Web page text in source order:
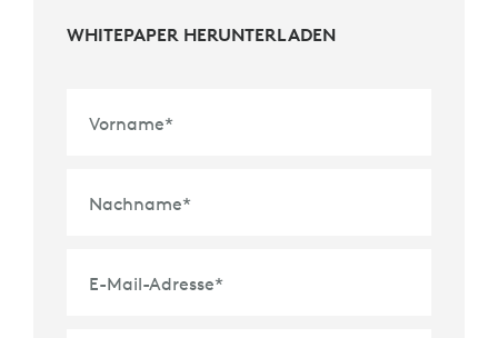
WHITEPAPER HERUNTERLADEN
Vorname*
Nachname*
E-Mail-Adresse*